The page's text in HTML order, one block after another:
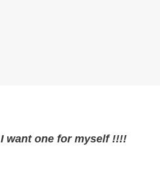
I want one for myself !!!!